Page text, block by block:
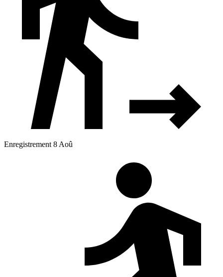
Enregistrement 8 Aoû